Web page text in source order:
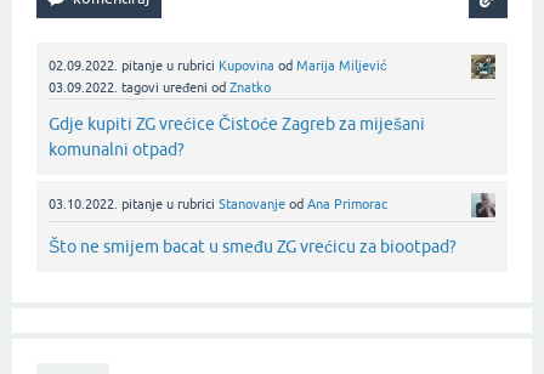
02.09.2022. pitanje u rubrici Kupovina od Marija Miljević
03.09.2022. tagovi uređeni od Znatko
Gdje kupiti ZG vrećice Čistoće Zagreb za miješani
komunalni otpad?
03.10.2022. pitanje u rubrici Stanovanje od Ana Primorac
Što ne smijem bacat u smeđu ZG vrećicu za biootpad?